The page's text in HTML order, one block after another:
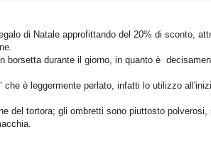
di Natale approfittando del 20% di sconto,
borsetta durante il giorno, in quanto è
è leggermente perlato, infatti lo utilizzo
del tortora; gli ombretti sono piuttosto